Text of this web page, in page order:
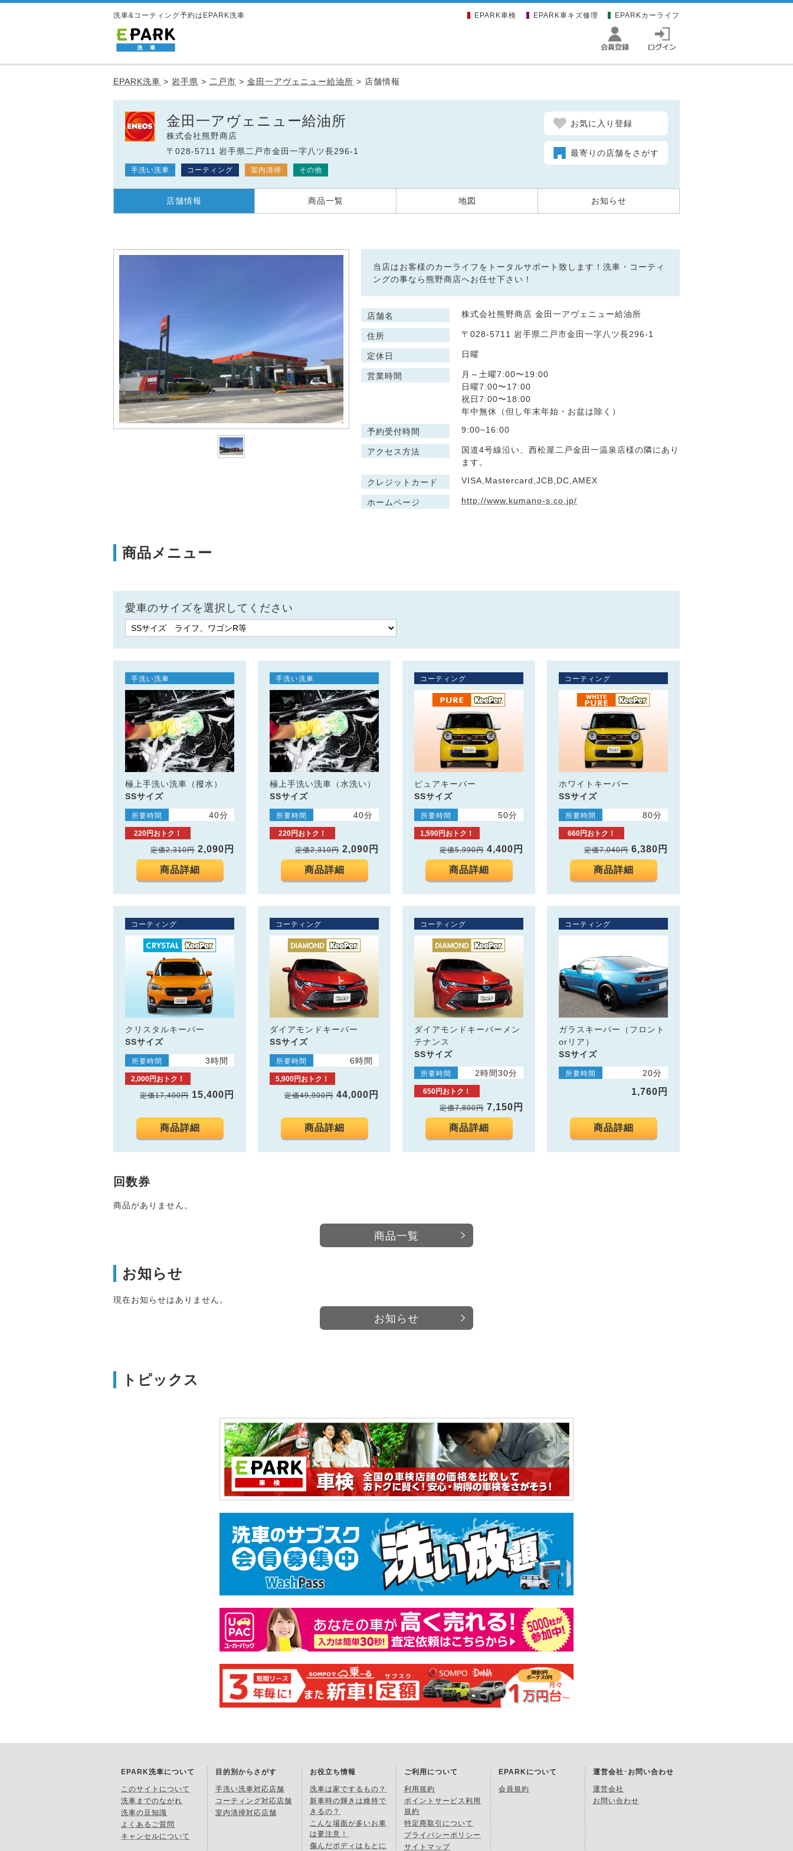
洗車&コーティング予約はEPARK洗車 EPARK車検 EPARK車キズ修理 EPARKカーライフ
EPARK洗車 > 岩手県 > 二戸市 > 金田一アヴェニュー給油所 > 店舗情報
金田一アヴェニュー給油所
株式会社熊野商店
〒028-5711 岩手県二戸市金田一字八ツ長296-1
手洗い洗車 コーティング 室内清掃 その他
お気に入り登録
最寄りの店舗をさがす
店舗情報 商品一覧 地図 お知らせ
当店はお客様のカーライフをトータルサポート致します！洗車・コーティ
ングの事なら熊野商店へお任せ下さい！
店舗名 株式会社熊野商店 金田一アヴェニュー給油所
住所 〒028-5711 岩手県二戸市金田一字八ツ長296-1
定休日 日曜
営業時間
月～土曜7:00〜19:00
日曜7:00〜17:00
祝日7:00〜18:00
年中無休（但し年末年始・お盆は除く）
予約受付時間 9:00~16:00
アクセス方法
国道4号線沿い、西松屋二戸金田一温泉店様の隣にあり
ます。
クレジットカード VISA,Mastercard,JCB,DC,AMEX
ホームページ http://www.kumano-s.co.jp/
商品メニュー
愛車のサイズを選択してください
手洗い洗車
極上手洗い洗車（撥水）
SSサイズ
所要時間 40分
220円おトク！
定価2,310円 2,090円
商品詳細
手洗い洗車
極上手洗い洗車（水洗い）
SSサイズ
所要時間 40分
220円おトク！
定価2,310円 2,090円
商品詳細
コーティング
ピュアキーパー
SSサイズ
所要時間 50分
1,590円おトク！
定価5,990円 4,400円
商品詳細
コーティング
ホワイトキーパー
SSサイズ
所要時間 80分
660円おトク！
定価7,040円 6,380円
商品詳細
コーティング
クリスタルキーパー
SSサイズ
所要時間 3時間
2,000円おトク！
定価17,400円 15,400円
商品詳細
コーティング
ダイアモンドキーパー
SSサイズ
所要時間 6時間
5,900円おトク！
定価49,900円 44,000円
商品詳細
コーティング
ダイアモンドキーパーメン
テナンス
SSサイズ
所要時間 2時間30分
650円おトク！
定価7,800円 7,150円
商品詳細
コーティング
ガラスキーパー（フロント
orリア）
SSサイズ
所要時間 20分
1,760円
商品詳細
回数券
商品がありません。
商品一覧
お知らせ
現在お知らせはありません。
お知らせ
トピックス
EPARK洗車について
このサイトについて
洗車までのながれ
洗車の豆知識
よくあるご質問
キャンセルについて
目的別からさがす
手洗い洗車対応店舗
コーティング対応店舗
室内清掃対応店舗
お役立ち情報
洗車は家でするもの？
新車時の輝きは維持で
きるの？
こんな場面が多いお車
は要注意！
傷んだボディはもとに
ご利用について
利用規約
ポイントサービス利用
規約
特定商取引について
プライバシーポリシー
サイトマップ
EPARKについて
会員規約
運営会社･お問い合わせ
運営会社
お問い合わせ